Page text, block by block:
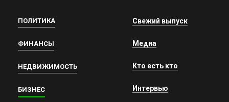
ПОЛИТИКА
ФИНАНСЫ
НЕДВИЖИМОСТЬ
БИЗНЕС
Свежий выпуск
Медиа
Кто есть кто
Интервью